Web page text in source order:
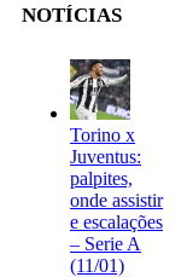
NOTÍCIAS
Torino x
Juventus:
palpites,
onde assistir
e escalações
– Serie A
(11/01)